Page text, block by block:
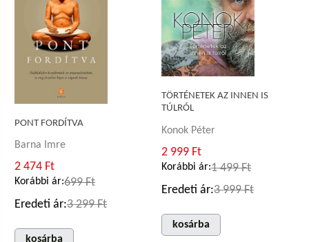
PONT FORDÍTVA
Barna Imre
2 474 Ft
Korábbi ár:699 Ft
Eredeti ár:3 299 Ft
kosárba
TÖRTÉNETEK AZ INNEN IS
TÚLRÓL
Konok Péter
2 999 Ft
Korábbi ár:1 499 Ft
Eredeti ár:3 999 Ft
kosárba